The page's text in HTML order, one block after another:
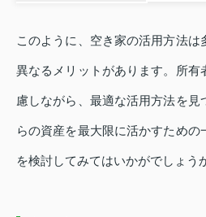
このように、空き家の活用方法は
異なるメリットがあります。所有
慮しながら、最適な活用方法を見
らの資産を最大限に活かすため
を検討してみてはいかがでしょう